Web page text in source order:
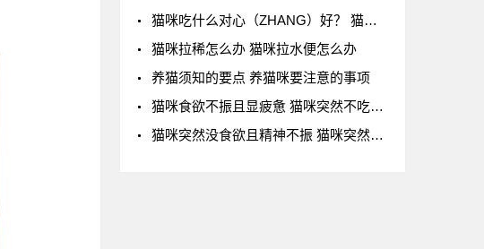
猫咪吃什么对心（ZHANG）好？ 猫咪的心（ZHANG）健
猫咪拉稀怎么办 猫咪拉水便怎么办
养猫须知的要点 养猫咪要注意的事项
猫咪食欲不振且显疲惫 猫咪突然不吃东西还没有
猫咪突然没食欲且精神不振 猫咪突然不吃东西还